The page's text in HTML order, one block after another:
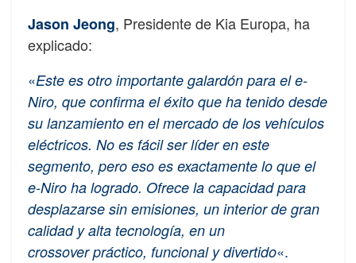
Jason Jeong, Presidente de Kia Europa, ha
explicado:
«Este es otro importante galardón para el e-
Niro, que confirma el éxito que ha tenido desde
su lanzamiento en el mercado de los vehículos
eléctricos. No es fácil ser líder en este
segmento, pero eso es exactamente lo que el
e-Niro ha logrado. Ofrece la capacidad para
desplazarse sin emisiones, un interior de gran
calidad y alta tecnología, en un
crossover práctico, funcional y divertido«.